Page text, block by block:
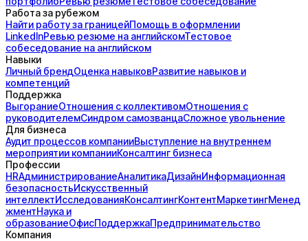
Работа за рубежом
Найти работу за границейПомощь в оформлении
LinkedInРевью резюме на английскомТестовое
собеседование на английском
Навыки
Личный брендОценка навыковРазвитие навыков и
компетенций
Поддержка
ВыгораниеОтношения с коллективомОтношения с
руководителемСиндром самозванцаСложное увольнение
Для бизнеса
Аудит процессов компанииВыступление на внутреннем
мероприятии компанииКонсалтинг бизнеса
Профессии
HRАдминистрированиеАналитикаДизайнИнформационная
безопасностьИскусственный
интеллектИсследованияКонсалтингКонтентМаркетингМенед
жментНаука и
образованиеОфисПоддержкаПредпринимательство
Компания